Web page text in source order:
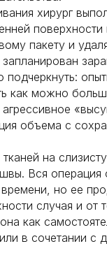
хирург
пакету и
как можно
объема с
на
Вся операция
но ее
случая и от
как
в сочетании с